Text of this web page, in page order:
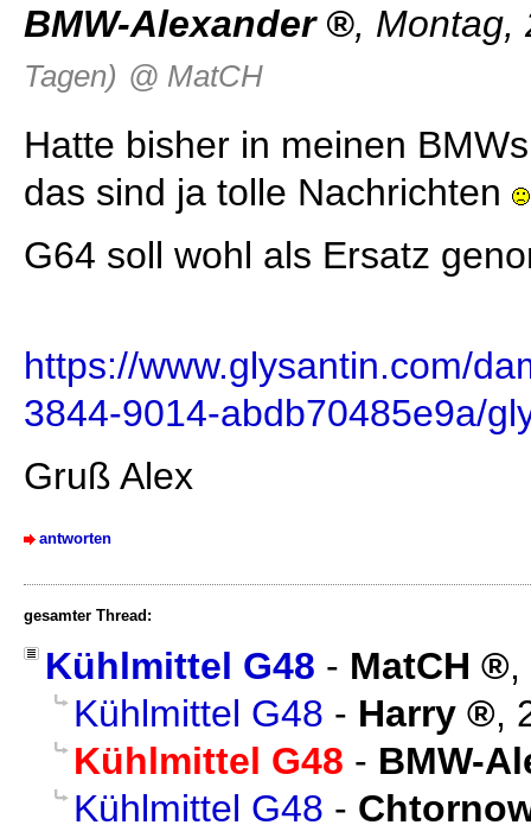
BMW-Alexander , Montag,
Tagen) @ MatCH
Hatte bisher in meinen
das sind ja tolle Nachrichten
G64 soll wohl als Ersatz
https://www.glysantin.com/
3844-9014-abdb70485e9a/
Gruß Alex
antworten
gesamter Thread:
Kühlmittel G48 - MatCH
,
Kühlmittel G48 - Harry ,
Kühlmittel G48 - BMW-
Kühlmittel G48 -